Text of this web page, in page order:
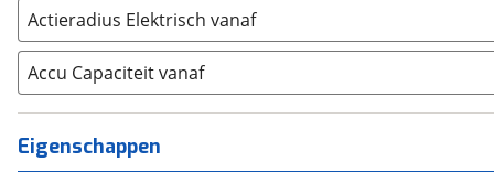
Alfa Romeo (454)
Alpina (17)
Alpine (97)
(
Austin (5)
Actieradius Elektrisch vanaf
Accu Capaciteit vanaf
Eigenschappen